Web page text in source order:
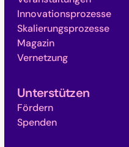
Innovationsprozesse
Skalierungsprozesse
Magazin
Vernetzung
Unterstützen
Fördern
Spenden